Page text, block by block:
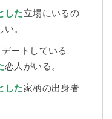
した立場にいるの
。
ートしている
恋人がいる。
した家柄の出身者